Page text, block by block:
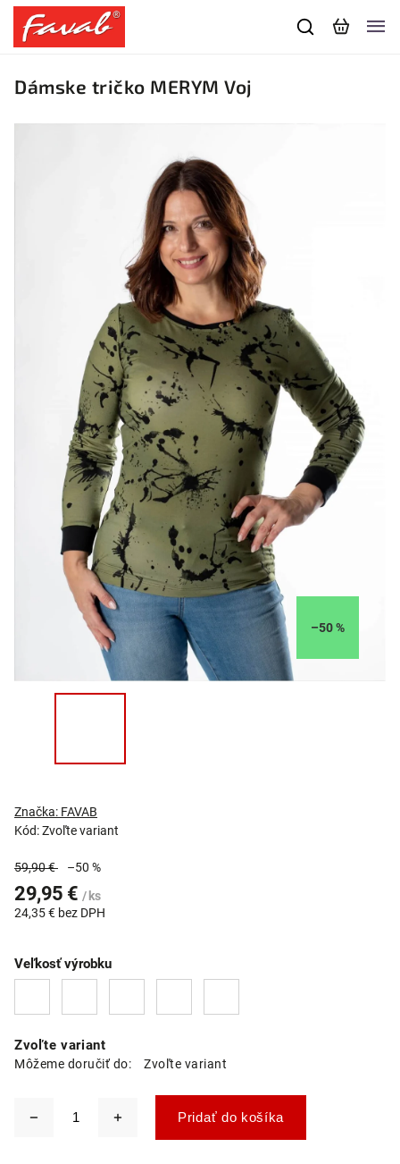
Dámske tričko MERYM Voj
–50 %
Kód:Zvoľte variant
Značka: FAVAB
59,90 € –50 %
29,95 € / ks
24,35 € bez DPH
Zvoľte variant
Môžeme doručiť do: Zvoľte variant
Veľkosť výrobku
Pridať do košíka